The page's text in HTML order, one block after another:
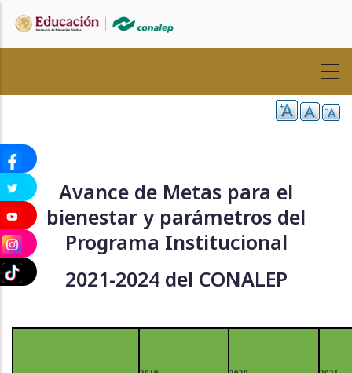
Avance de Metas para el
bienestar y parámetros del
Programa Institucional
2021-2024 del CONALEP